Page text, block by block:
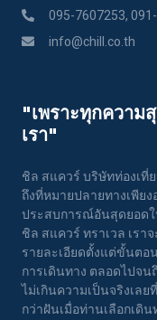
095-7607253,
info@chill.co.th
"เพราะทุกความ
เรา"
ชิล สแควร์ บริษัทท่องเที่
ถึงที่หมายปลายทางเพีย
ประสบการณ์อันสุดยอดใ
ชิล สแควร์ ทราเวล เร
รายละเอียดตั้งแต่ขั้นตอ
การเดินทาง ตลอดไปจ
ไม่เกินความเป็นจริงเล
กว่าฝันเมื่อท่านเลือกเดิ